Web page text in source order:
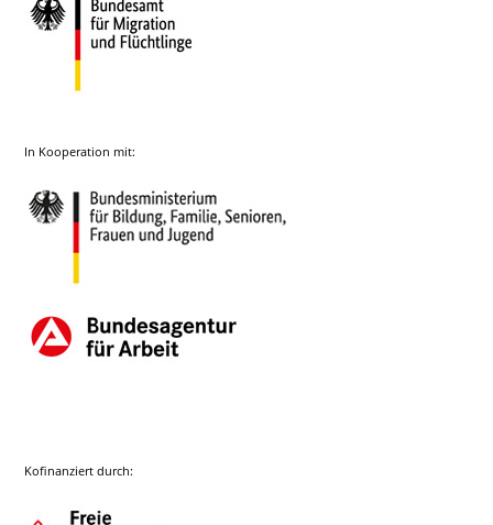
In Kooperation mit:
Kofinanziert durch: